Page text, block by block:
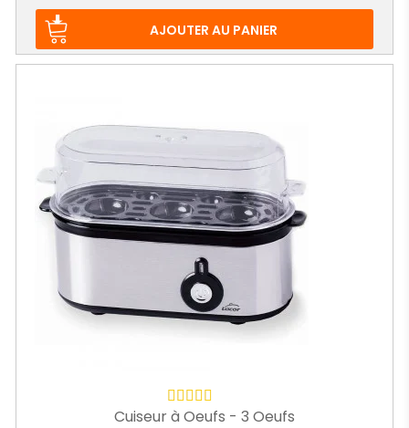
AJOUTER AU PANIER
Cuiseur à Oeufs - 3 Oeufs